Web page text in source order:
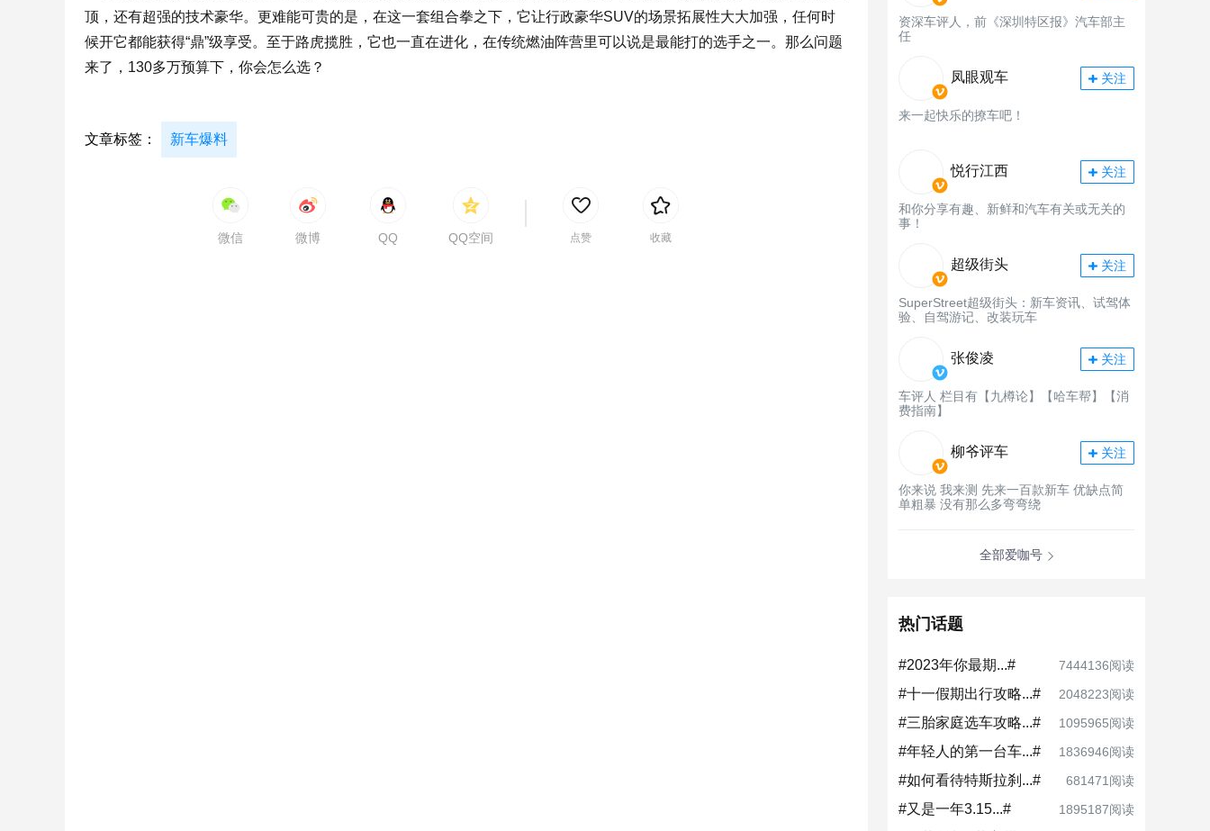
顶，还有超强的技术豪华。更难能可贵的是，在这一套组合拳之下，它让行政豪华SUV的场景拓展性大大加强，任何时
候开它都能获得“鼎”级享受。至于路虎揽胜，它也一直在进化，在传统燃油阵营里可以说是最能打的选手之一。那么问题
来了，130多万预算下，你会怎么选？
文章标签： 新车爆料
微信 微博 QQ QQ空间 点赞 收藏
资深车评人，前《深圳特区报》汽车部主
任
凤眼观车 关注
来一起快乐的撩车吧！
悦行江西 关注
和你分享有趣、新鲜和汽车有关或无关的
事！
超级街头 关注
SuperStreet超级街头：新车资讯、试驾体
验、自驾游记、改装玩车
张俊凌 关注
车评人 栏目有【九樽论】【哈车帮】【消
费指南】
柳爷评车 关注
你来说 我来测 先来一百款新车 优缺点简
单粗暴 没有那么多弯弯绕
全部爱咖号
热门话题
#2023年你最期...# 7444136阅读
#十一假期出行攻略...# 2048223阅读
#三胎家庭选车攻略...# 1095965阅读
#年轻人的第一台车...# 1836946阅读
#如何看待特斯拉刹...# 681471阅读
#又是一年3.15...# 1895187阅读